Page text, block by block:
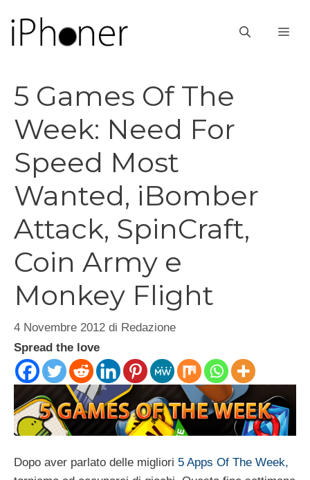
contenuto
5 Games Of The
Week: Need For
Speed Most
Wanted, iBomber
Attack, SpinCraft,
Coin Army e
Monkey Flight
4 Novembre 2012 di Redazione
Spread the love
Dopo aver parlato delle migliori 5 Apps Of The Week,